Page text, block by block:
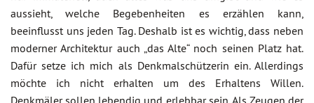
aussieht, welche Begebenheiten es erzählen kann,
beeinflusst uns jeden Tag. Deshalb ist es wichtig, dass neben
moderner Architektur auch „das Alte“ noch seinen Platz hat.
Dafür setze ich mich als Denkmalschützerin ein. Allerdings
möchte ich nicht erhalten um des Erhaltens Willen.
Denkmäler sollen lebendig und erlebbar sein. Als Zeugen der